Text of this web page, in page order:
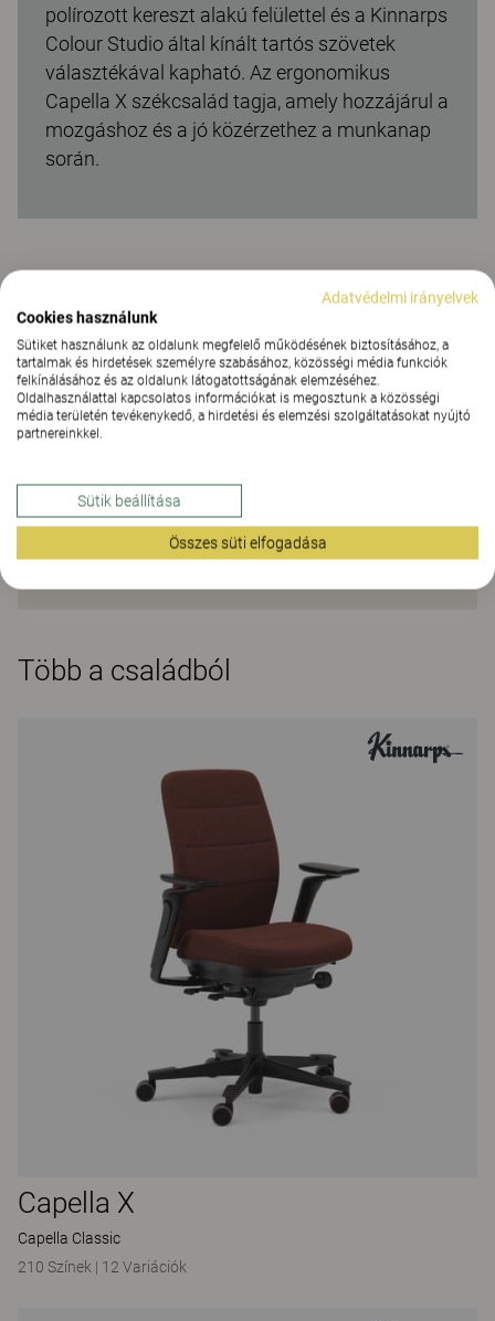
polírozott kereszt alakú felülettel és a Kinnarps
Colour Studio által kínált tartós szövetek
választékával kapható. Az ergonomikus
Capella X székcsalád tagja, amely hozzájárul a
mozgáshoz és a jó közérzethez a munkanap
során.
Használati utasítás
Több a családból
Capella X
Capella Classic
210 Színek | 12 Variációk
Adatvédelmi irányelvek
Cookies használunk
Sütiket használunk az oldalunk megfelelő működésének biztosításához, a
tartalmak és hirdetések személyre szabásához, közösségi média funkciók
felkínálásához és az oldalunk látogatottságának elemzéséhez.
Oldalhasználattal kapcsolatos információkat is megosztunk a közösségi
média területén tevékenykedő, a hirdetési és elemzési szolgáltatásokat nyújtó
partnereinkkel.
Sütik beállítása
Összes süti elfogadása